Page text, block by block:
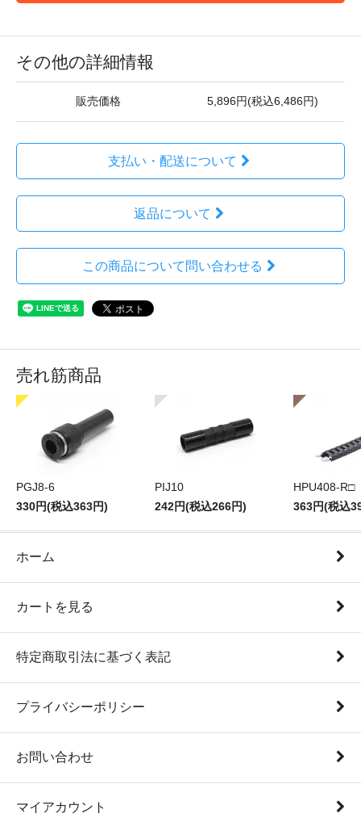
その他の詳細情報
販売価格 5,896円(税込6,486円)
支払い・配送について
返品について
この商品について問い合わせる
売れ筋商品
PGJ8-6
330円(税込363円)
PIJ10
242円(税込266円)
HPU408-R□
363円(税込
ホーム
カートを見る
特定商取引法に基づく表記
プライバシーポリシー
お問い合わせ
マイアカウント